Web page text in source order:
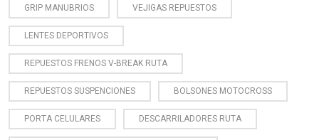
GRIP MANUBRIOS VEJIGAS REPUESTOS
LENTES DEPORTIVOS
REPUESTOS FRENOS V-BREAK RUTA
REPUESTOS SUSPENCIONES BOLSONES MOTOCROSS
PORTA CELULARES DESCARRILADORES RUTA